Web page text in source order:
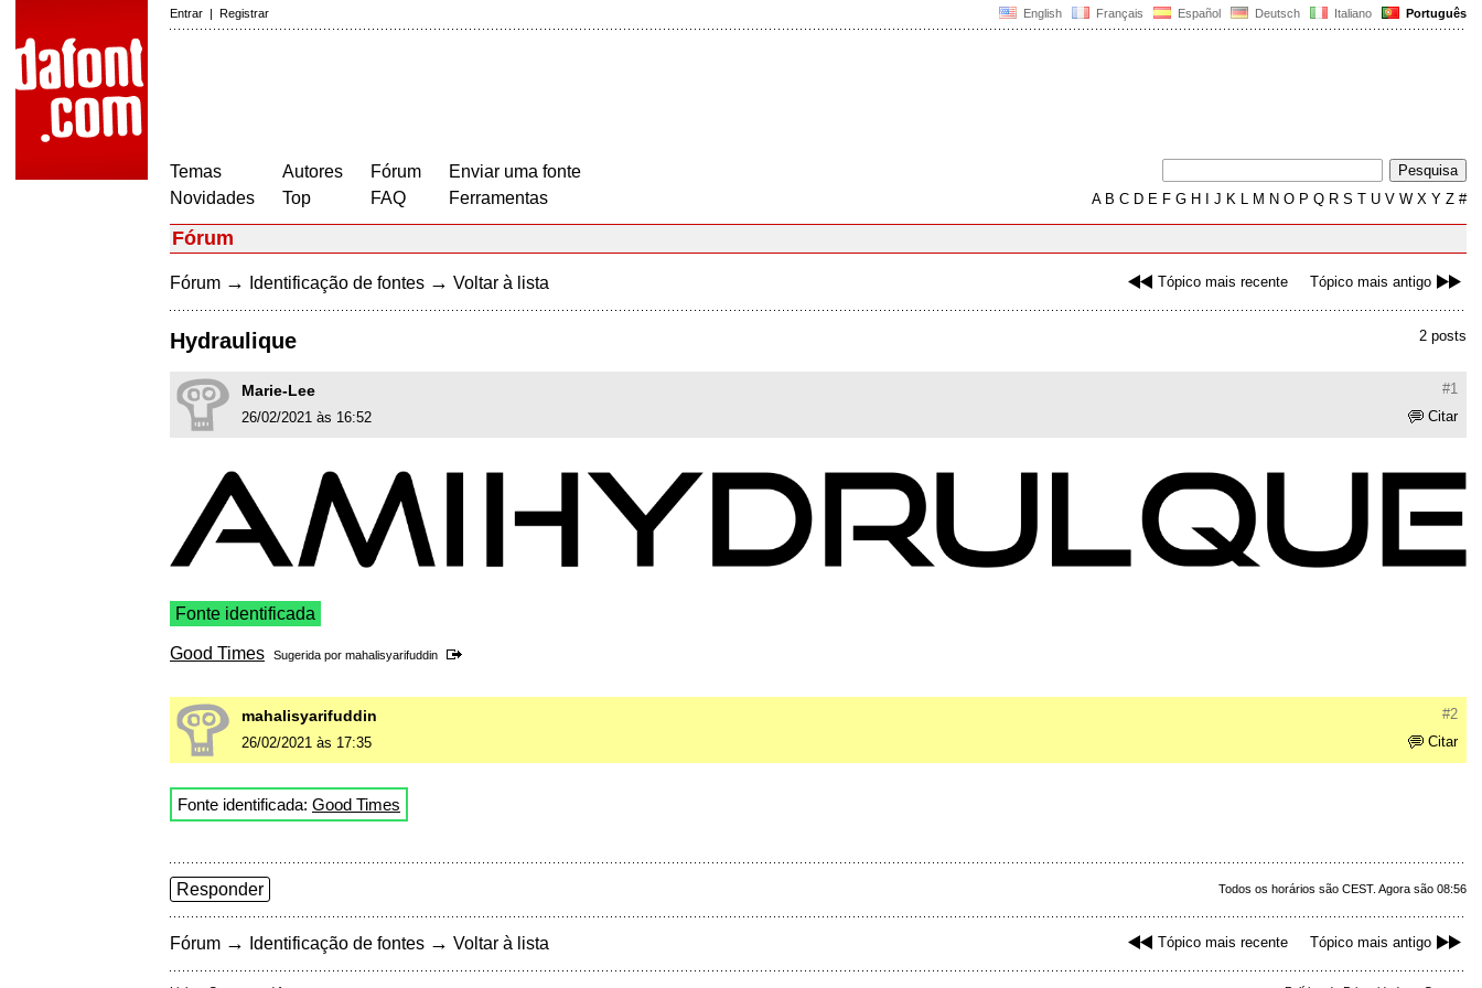
English Français Español Deutsch Italiano Português
Entrar | Registrar
Temas
Novidades
Autores
Top
Fórum
FAQ
Enviar uma fonte
Ferramentas
AB C D E F G H J K L M N O P Q R S T U V W X Y Z #
Fórum
Tópico mais recente Tópico mais antigo
Fórum → Identificação de fontes → Voltar à lista
2 posts
Hydraulique
#1
Marie-Lee
Citar
26/02/2021 às 16:52
Fonte identificada
Good Times Sugerida por mahalisyarifuddin
#2
mahalisyarifuddin
Citar
26/02/2021 às 17:35
Fonte identificada: Good Times
Todos os horários são CEST. Agora são 08:56
Responder
Tópico mais recente Tópico mais antigo
Fórum → Identificação de fontes → Voltar à lista